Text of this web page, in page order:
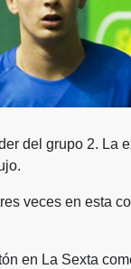
del grupo 2. La
veces en esta
en La Sexta